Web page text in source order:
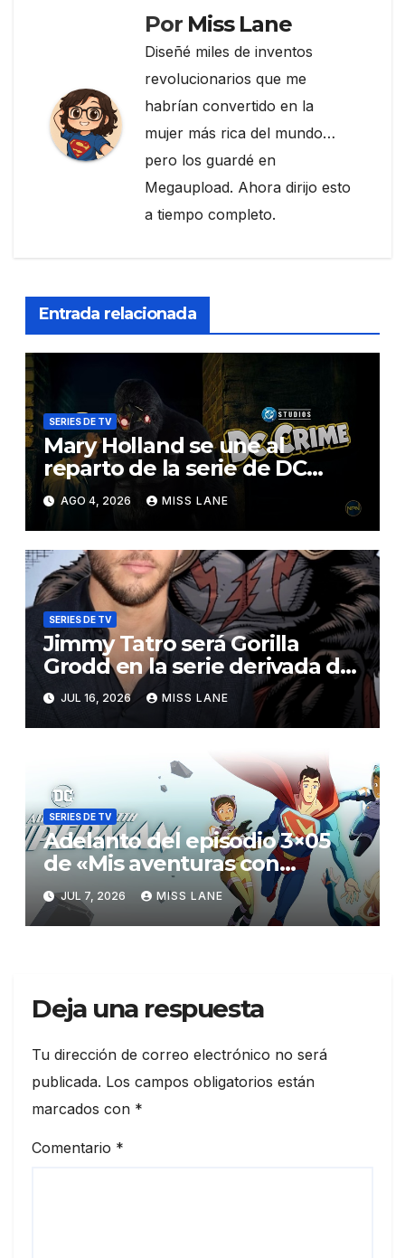
Por Miss Lane
Diseñé miles de inventos
revolucionarios que me
habrían convertido en la
mujer más rica del mundo…
pero los guardé en
Megaupload. Ahora dirijo esto
a tiempo completo.
Entrada relacionada
SERIES DE TV
Mary Holland se une al
reparto de la serie de DC
sobre Jimmy Olsen
AGO 4, 2026 MISS LANE
SERIES DE TV
Jimmy Tatro será Gorilla
Grodd en la serie derivada de
DC «DC Crime»
JUL 16, 2026 MISS LANE
SERIES DE TV
Adelanto del episodio 3×05
de «Mis aventuras con
Superman»
JUL 7, 2026 MISS LANE
Deja una respuesta
Tu dirección de correo electrónico no será
publicada. Los campos obligatorios están
marcados con *
Comentario *